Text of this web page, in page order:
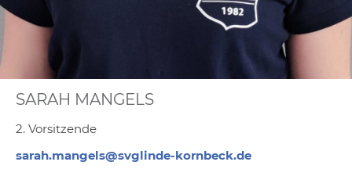
SARAH MANGELS
2. Vorsitzende
sarah.mangels@svglinde-kornbeck.de